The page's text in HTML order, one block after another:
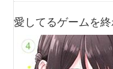
愛してるゲームを